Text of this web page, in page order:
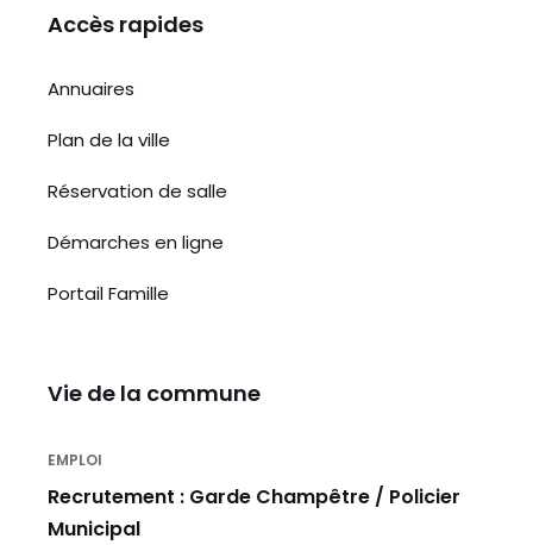
b
Accès rapides
Annuaires
Plan de la ville
Réservation de salle
Démarches en ligne
Portail Famille
Vie de la commune
EMPLOI
Recrutement : Garde Champêtre / Policier
Municipal